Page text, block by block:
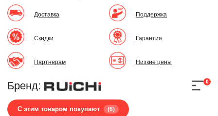
Доставка
Скидки
Партнерам
Поддержка
Гарантия
Низкие цены
Бренд:
С этим товаром покупают (6)
0